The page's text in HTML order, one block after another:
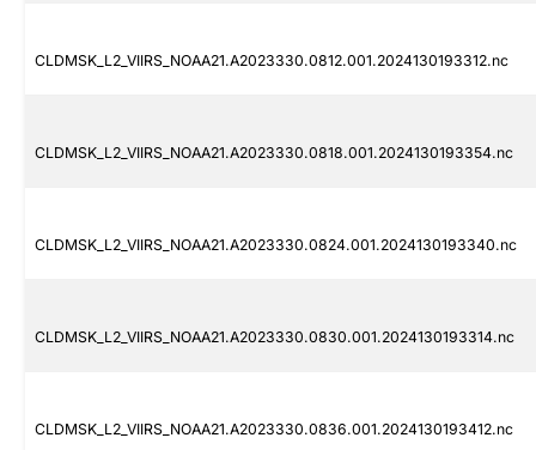
CLDMSK_L2_VIIRS_NOAA21.A2023330.0812.001.2024130193312.nc
CLDMSK_L2_VIIRS_NOAA21.A2023330.0818.001.2024130193354.nc
CLDMSK_L2_VIIRS_NOAA21.A2023330.0824.001.2024130193340.nc
CLDMSK_L2_VIIRS_NOAA21.A2023330.0830.001.2024130193314.nc
CLDMSK_L2_VIIRS_NOAA21.A2023330.0836.001.2024130193412.nc